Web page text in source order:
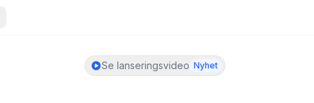
Se lanseringsvideo Nyhet